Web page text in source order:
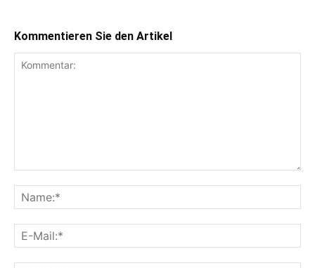
Kommentieren Sie den Artikel